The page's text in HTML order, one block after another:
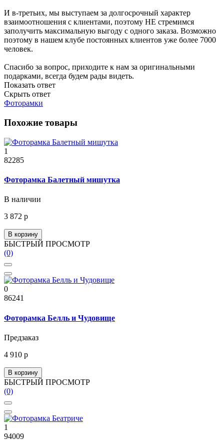
И в-третьих, мы выступаем за долгосрочный характер
взаимоотношения с клиентами, поэтому НЕ стремимся
заполучить максимальную выгоду с одного заказа. Возможно
поэтому в нашем клубе постоянных клиентов уже более 7000
человек.
Спасибо за вопрос, приходите к нам за оригинальными
подарками, всегда будем рады видеть.
Показать ответ
Скрыть ответ
Фоторамки
Похожие товары
1
82285
Фоторамка Балетный мишутка
В наличии
3 872 р
В корзину
БЫСТРЫЙ ПРОСМОТР
(0)
0
86241
Фоторамка Белль и Чудовище
Предзаказ
4 910 р
В корзину
БЫСТРЫЙ ПРОСМОТР
(0)
1
94009